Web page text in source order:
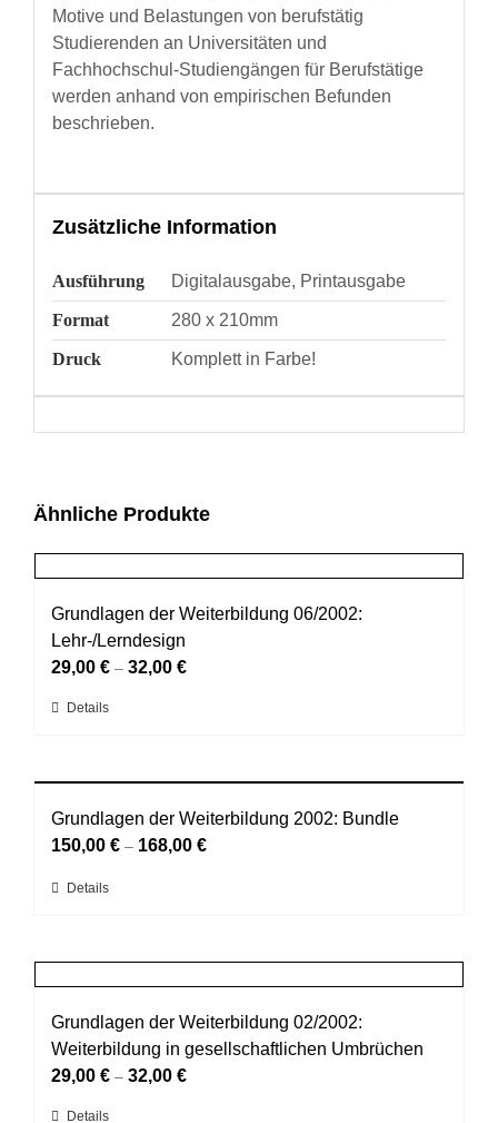
Motive und Belastungen von berufstätig
Studierenden an Universitäten und
Fachhochschul-Studiengängen für Berufstätige
werden anhand von empirischen Befunden
beschrieben.
Zusätzliche Information
Ausführung Digitalausgabe, Printausgabe
Format 280 x 210mm
Druck Komplett in Farbe!
Ähnliche Produkte
Grundlagen der Weiterbildung 06/2002:
Lehr-/Lerndesign
29,00 € – 32,00 €
Dieses
mehrere
auf.
Die
können
Produktseite
gewählt
werden
Details
Grundlagen der Weiterbildung 2002: Bundle
150,00 € – 168,00 €
Dieses
mehrere
Varianten
Die
Optionen
können
Details
Grundlagen der Weiterbildung 02/2002:
Weiterbildung in gesellschaftlichen Umbrüchen
29,00 € – 32,00 €
Dieses
Details